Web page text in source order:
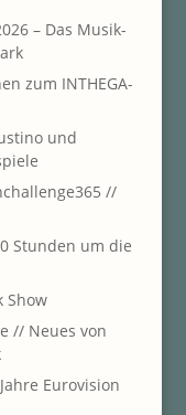
– Das Musik-
zum INTHEGA-
und
//
Stunden um die
Show
// Neues von
Eurovision